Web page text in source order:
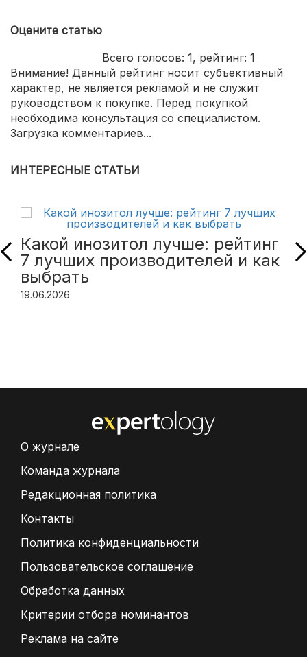
Оцените статью
Всего голосов: 1, рейтинг: 1
Внимание! Данный рейтинг носит субъективный
характер, не является рекламой и не служит
руководством к покупке. Перед покупкой
необходима консультация со специалистом.
Загрузка комментариев...
ИНТЕРЕСНЫЕ СТАТЬИ
Какой инозитол лучше: рейтинг
7 лучших производителей и как
выбрать
19.06.2026
О журнале
Команда журнала
Редакционная политика
Контакты
Политика конфиденциальности
Пользовательское соглашение
Обработка данных
Критерии отбора номинантов
Реклама на сайте